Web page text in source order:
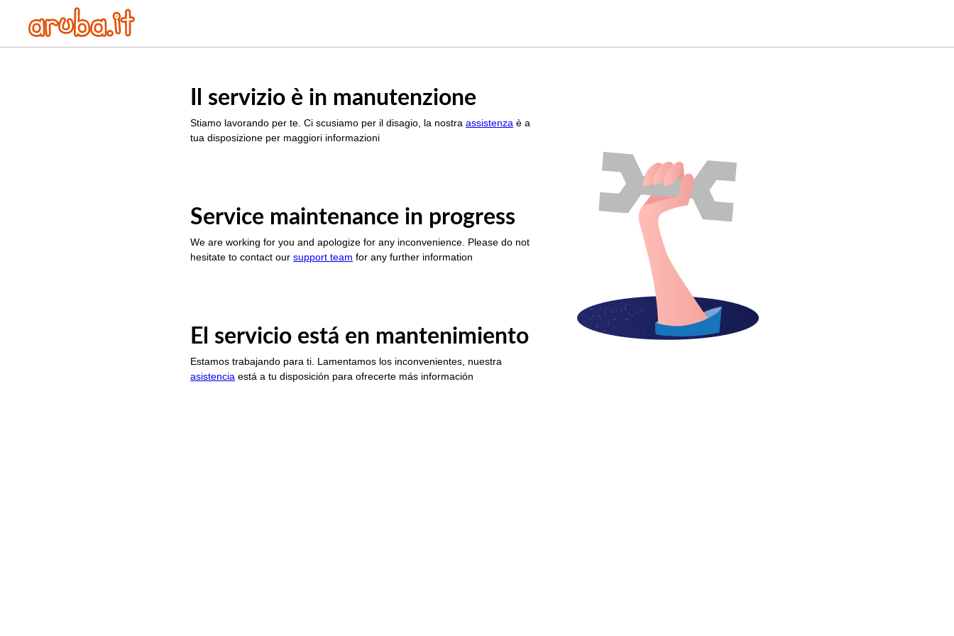
Il servizio è in manutenzione
Stiamo lavorando per te. Ci scusiamo per il disagio, la nostraassistenza è a
tua disposizione per maggiori informazioni
Service maintenance in progress
We are working for you and apologize for any inconvenience. Please do not
hesitate to contact oursupport team for any further information
El servicio está en mantenimiento
Estamos trabajando para ti. Lamentamos los inconvenientes, nuestra
asistencia está a tu disposición para ofrecerte más información